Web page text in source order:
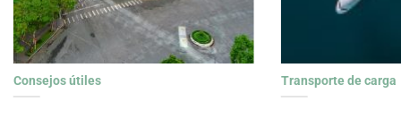
Consejos útiles Transporte de carga